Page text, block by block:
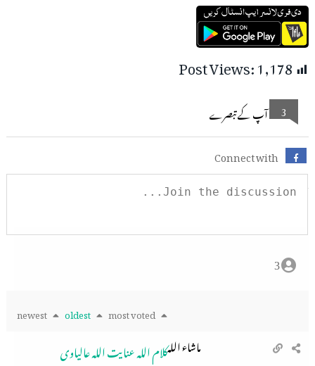
Post Views:1,178
3 آپ کے تبصرے
Connect with
3
newest oldest most voted
کلام اللہ عنایت اللہ عالیاویماشاء اللہ